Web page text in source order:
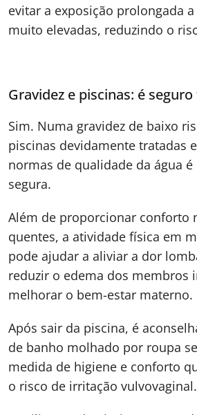
evitar a exposição prolongada
muito elevadas, reduzindo o
Gravidez e piscinas: é
Sim. Numa gravidez de baixo
piscinas devidamente tratadas
normas de qualidade da água
segura.
Além de proporcionar conforto
quentes, a atividade física em
pode ajudar a aliviar a dor
reduzir o edema dos membros
melhorar o bem-estar materno.
Após sair da piscina, é
de banho molhado por roupa
medida de higiene e conforto
o risco de irritação vulvovaginal.